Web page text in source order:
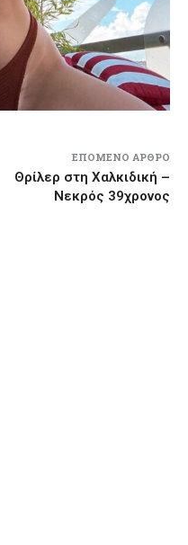
ΕΠΌΜΕΝΟ ΆΡΘΡΟ
Θρίλερ στη Χαλκιδική –
Νεκρός 39χρονος